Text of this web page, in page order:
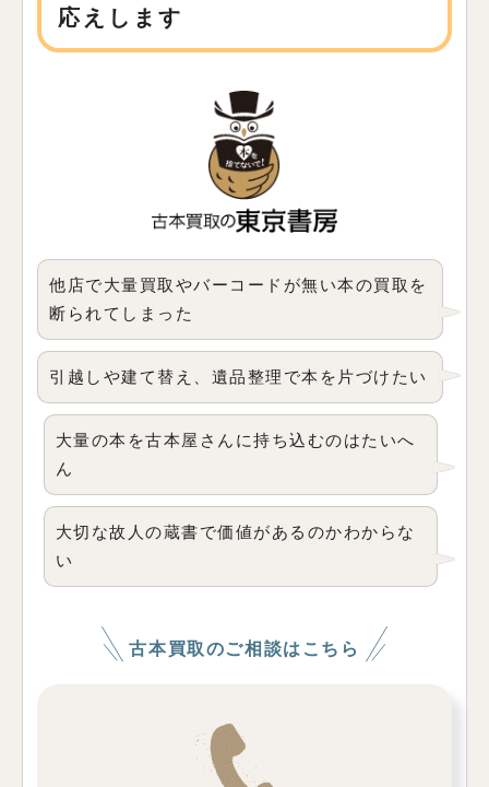
応えします
他店で大量買取やバーコードが無い本の買取を
断られてしまった
引越しや建て替え、遺品整理で本を片づけたい
大量の本を古本屋さんに持ち込むのはたいへ
ん
大切な故人の蔵書で価値があるのかわからな
い
古本買取のご相談はこちら